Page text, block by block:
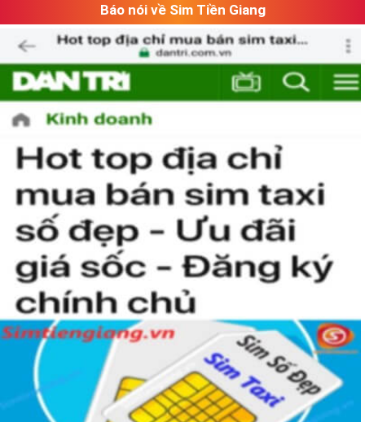
Báo nói về Sim Tiền Giang